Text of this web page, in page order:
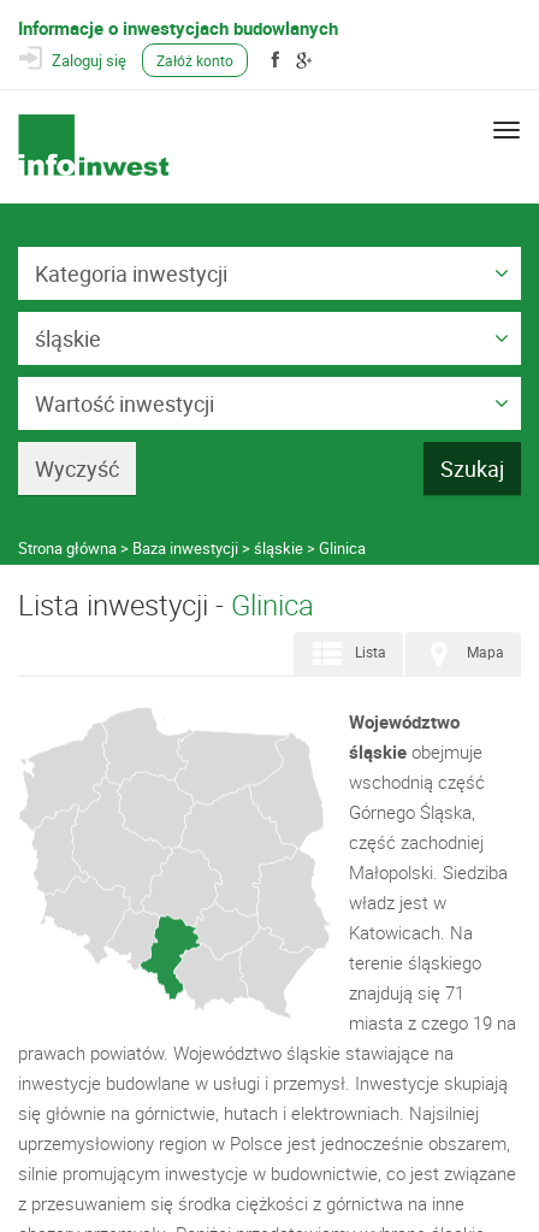
Informacje o inwestycjach budowlanych
Zaloguj się Załóż konto
Kategoria inwestycji
śląskie
Wartość inwestycji
Strona główna Baza inwestycji śląskie Glinica
Lista inwestycji - Glinica
Mapa
Lista
Województwo
śląskie obejmuje
wschodnią część
Górnego Śląska,
część zachodniej
Małopolski. Siedziba
władz jest w
Katowicach. Na
terenie śląskiego
znajdują się 71
miasta z czego 19 na
prawach powiatów. Województwo śląskie stawiające na
inwestycje budowlane w usługi i przemysł. Inwestycje skupiają
się głównie na górnictwie, hutach i elektrowniach. Najsilniej
uprzemysłowiony region w Polsce jest jednocześnie obszarem,
silnie promującym inwestycje w budownictwie, co jest związane
z przesuwaniem się środka ciężkości z górnictwa na inne